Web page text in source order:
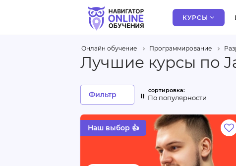
КУРСЫ
Онлайн обучение Программирование
Лучшие курсы по
Наш выбор 👍
Фильтр По популярности